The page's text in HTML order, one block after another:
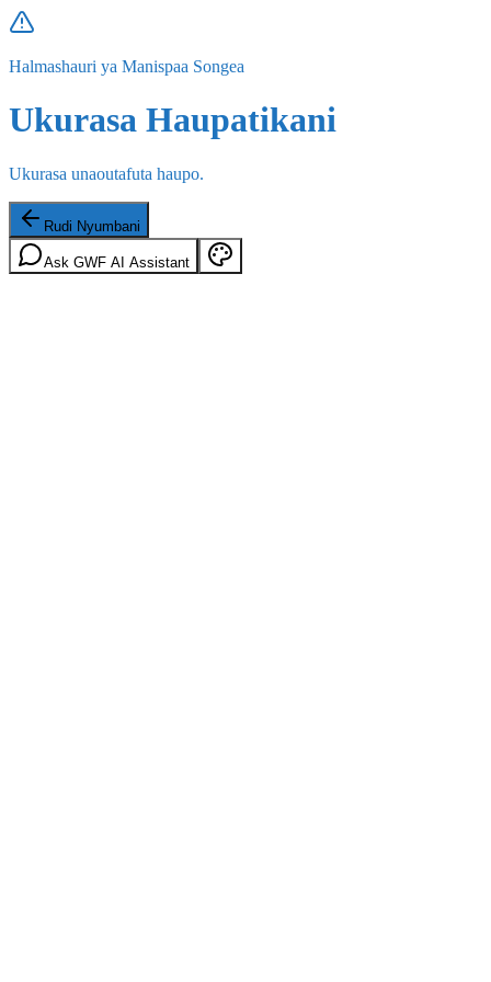
Halmashauri ya Manispaa Songea
Ukurasa Haupatikani
Ukurasa unaoutafuta haupo.
Rudi Nyumbani
Ask GWF AI Assistant